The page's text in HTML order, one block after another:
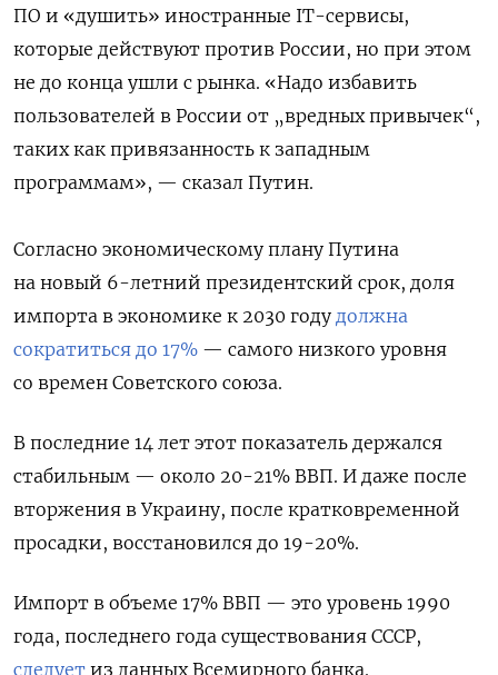
ПО и «душить» иностранные IT-сервисы,
которые действуют против России, но при этом
не до конца ушли с рынка. «Надо избавить
пользователей в России от „вредных привычек“,
таких как привязанность к западным
программам», — сказал Путин.
Согласно экономическому плану Путина
на новый 6-летний президентский срок, доля
импорта в экономике к 2030 году должна
сократиться до 17% — самого низкого уровня
со времен Советского союза.
В последние 14 лет этот показатель держался
стабильным — около 20-21% ВВП. И даже после
вторжения в Украину, после кратковременной
просадки, восстановился до 19-20%.
Импорт в объеме 17% ВВП — это уровень 1990
года, последнего года существования СССР,
следует из данных Всемирного банка.